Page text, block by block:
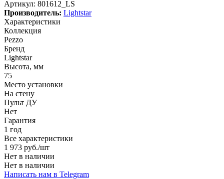
Артикул: 801612_LS
Производитель: Lightstar
Характеристики
Коллекция
Pezzo
Бренд
Lightstar
Высота, мм
75
Место установки
На стену
Пульт ДУ
Нет
Гарантия
1 год
Все характеристики
1 973 руб./шт
Нет в наличии
Нет в наличии
Написать нам в Telegram